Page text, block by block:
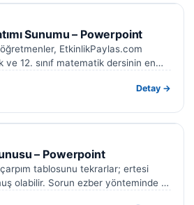
Sunumu – Powerpoint
EtkinlikPaylas.com
12. sınıf matematik dersinin en
Detay →
– Powerpoint
tablosunu tekrarlar; ertesi
olabilir. Sorun ezber yönteminde —